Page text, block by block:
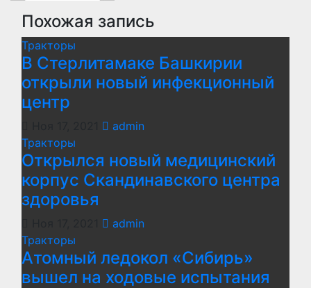
Похожая запись
Тракторы
В Стерлитамаке Башкирии
открыли новый инфекционный
центр
admin
Тракторы
Открылся новый медицинский
корпус Скандинавского центра
здоровья
admin
Тракторы
Атомный ледокол «Сибирь»
вышел на ходовые испытания